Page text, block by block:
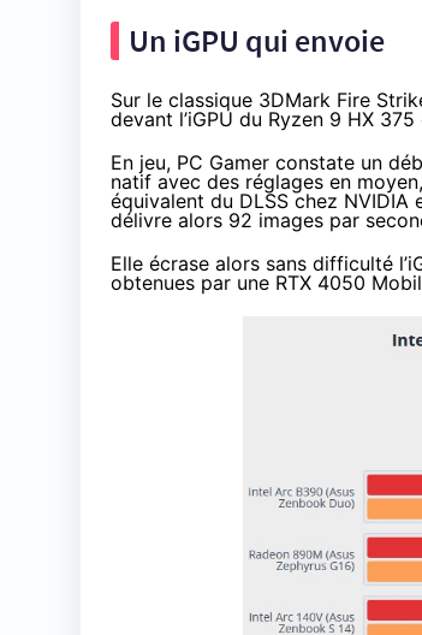
Un iGPU qui envoie
Sur le classique 3DMark Fire
devant l’iGPU du Ryzen 9 HX
En jeu, PC Gamer constate un
natif avec des réglages en
équivalent du DLSS chez NVIDIA
délivre alors 92 images par
Elle écrase alors sans difficulté
obtenues par une RTX 4050